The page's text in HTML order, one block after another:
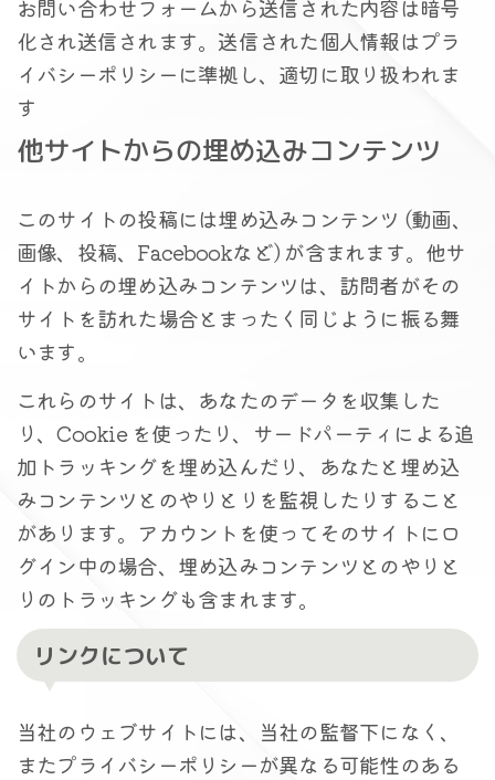
お問い合わせフォームから送信された内容は暗号
化され送信されます。送信された個人情報はプラ
イバシーポリシーに準拠し、適切に取り扱われま
す
他サイトからの埋め込みコンテンツ
このサイトの投稿には埋め込みコンテンツ (動画、
画像、投稿、Facebookなど) が含まれます。他サ
イトからの埋め込みコンテンツは、訪問者がその
サイトを訪れた場合とまったく同じように振る舞
います。
これらのサイトは、あなたのデータを収集した
り、Cookie を使ったり、サードパーティによる追
加トラッキングを埋め込んだり、あなたと埋め込
みコンテンツとのやりとりを監視したりすること
があります。アカウントを使ってそのサイトにロ
グイン中の場合、埋め込みコンテンツとのやりと
りのトラッキングも含まれます。
リンクについて
当社のウェブサイトには、当社の監督下になく、
またプライバシーポリシーが異なる可能性のある